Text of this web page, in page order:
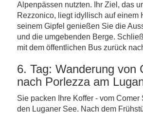
Alpenpässen nutzten. Ihr Ziel, das
Rezzonico, liegt idyllisch auf einem
seinem Gipfel genießen Sie die
und die umgebenden Berge.
mit dem öffentlichen Bus zurück
6. Tag: Wanderung von
nach Porlezza am
Sie packen Ihre Koffer - vom Comer
den Luganer See. Nach dem